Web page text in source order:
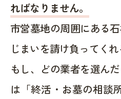
ればなりません。
市営墓地の周囲にある
じまいを請け負ってくれ
もし、どの業者を選ん
は「終活・お墓の相談